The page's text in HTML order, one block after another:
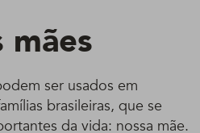
mães
ser usados em
brasileiras, que se
da vida: nossa mãe.